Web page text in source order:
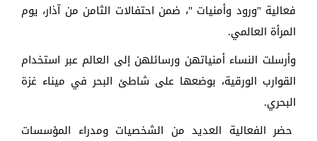
فعالية "ورود وأمنيات "، ضمن احتفالات الثامن من آذار، يوم
المرأة العالمي.
وأرسلت النساء أمنياتهن ورسائلهن إلى العالم عبر استخدام
القوارب الورقية، بوضعها على شاطئ البحر في ميناء غزة
البحري.
حضر الفعالية العديد من الشخصيات ومدراء المؤسسات